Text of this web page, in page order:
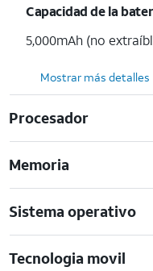
Capacidad de la
5,000mAh (no
Mostrar más detalles
Procesador
Memoria
Sistema operativo
Tecnologia movil